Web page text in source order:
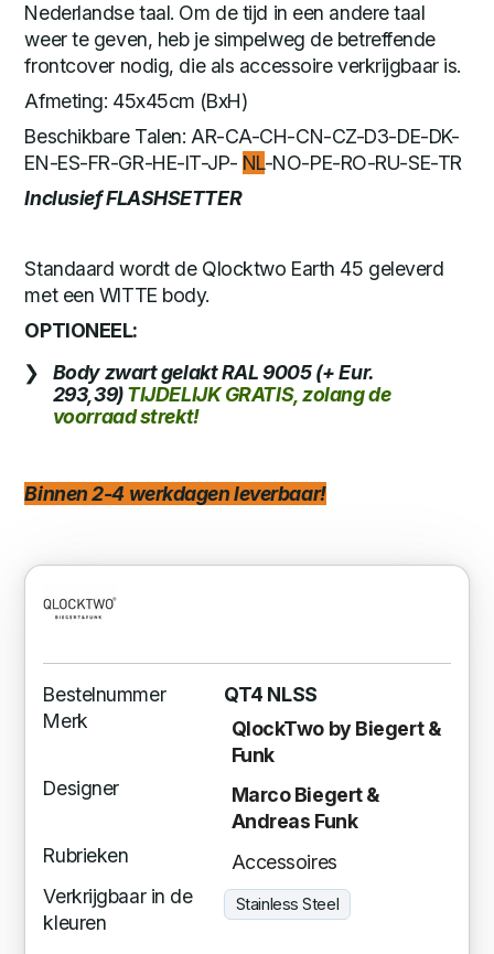
Nederlandse taal. Om de tijd in een andere taal
weer te geven, heb je simpelweg de betreffende
frontcover nodig, die als accessoire verkrijgbaar is.
Afmeting: 45x45cm (BxH)
Beschikbare Talen: AR-CA-CH-CN-CZ-D3-DE-DK-
EN-ES-FR-GR-HE-IT-JP- NL-NO-PE-RO-RU-SE-TR
Inclusief FLASHSETTER
Standaard wordt de Qlocktwo Earth 45 geleverd
met een WITTE body.
OPTIONEEL:
Body zwart gelakt RAL 9005 (+ Eur.
293,39)TIJDELIJK GRATIS, zolang de
voorraad strekt!
Binnen 2-4 werkdagen leverbaar!
Bestelnummer
QT4 NLSS
Merk
QlockTwo by Biegert &
Funk
Designer
Marco Biegert &
Andreas Funk
Rubrieken
Accessoires
Verkrijgbaar in de
kleuren
Stainless Steel